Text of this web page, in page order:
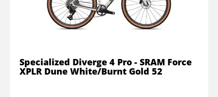
Specialized Diverge 4 Pro - SRAM Force
XPLR Dune White/Burnt Gold 52